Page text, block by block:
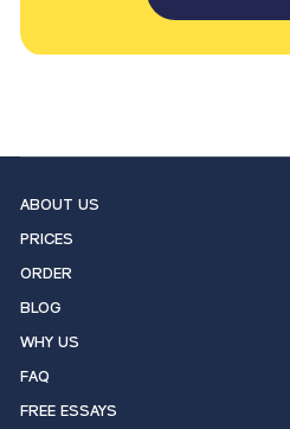
ABOUT US
PRICES
ORDER
BLOG
WHY US
FAQ
FREE ESSAYS